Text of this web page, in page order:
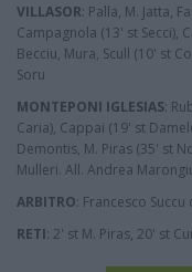
VILLASOR: Palla, M. Jatta,
Campagnola (13' st Secci),
Becciu, Mura, Scull (10' st
Soru
MONTEPONI IGLESIAS:
Caria), Cappai (19' st
Demontis, M. Piras (35' st
Mulleri. All. Andrea
ARBITRO: Francesco
RETI: 2' st M. Piras, 20' st